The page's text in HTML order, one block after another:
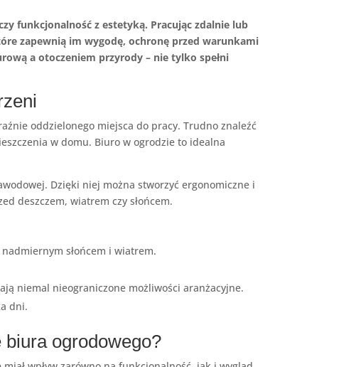
funkcjonalność z estetyką. Pracując zdalnie lub
zapewnią im wygodę, ochronę przed warunkami
a otoczeniem przyrody – nie tylko spełni
oddzielonego miejsca do pracy. Trudno znaleźć
w domu. Biuro w ogrodzie to idealna
Dzięki niej można stworzyć ergonomiczne i
deszczem, wiatrem czy słońcem.
słońcem i wiatrem.
niemal nieograniczone możliwości aranżacyjne.
dni.
ogrodowego?